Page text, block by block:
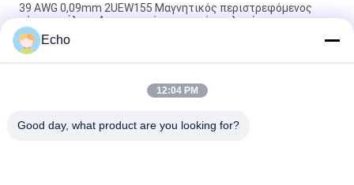
39 AWG 0,09mm 2UEW155 Μαγνητικός περιστρεφόμενος
σύρμα σμάλτου Απομονωμένος αγωγός χαλκού
ντυμένο καλώδιο χαλκού 0.011mm 2UEW155 σμάλτο για το
τύλιγμα μηχανών
Ruiyuan Super Thin Winding Coils Εναλισμένο Χαλκό Wire
Echo
12:04 PM
Good day, what product are you looking for?